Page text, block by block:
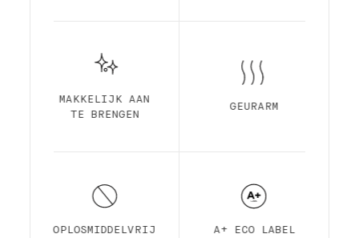
MAKKELIJK AAN
TE BRENGEN
GEURARM
OPLOSMIDDELVRIJ A+ ECO LABEL